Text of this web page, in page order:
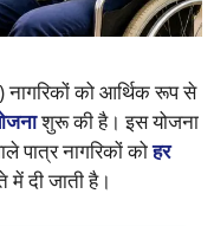
नागरिकों को आर्थिक रूप से
शुरू की है। इस योजना
पात्र नागरिकों कोहर
दी जाती है।